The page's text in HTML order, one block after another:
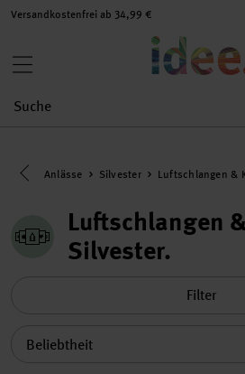
Versandkostenfrei ab 34,99 €
Eine Kategorie zurück navigieren
Anlässe Silvester Luftschlangen &
Luftschlangen
Silvester
Filter